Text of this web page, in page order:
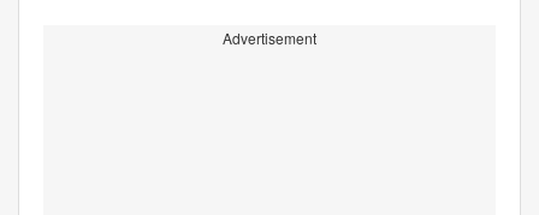
Advertisement